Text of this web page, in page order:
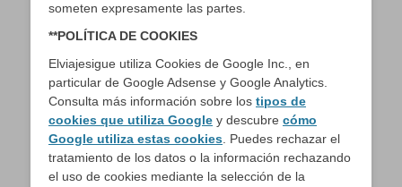
someten expresamente las partes.
**POLÍTICA DE COOKIES
Elviajesigue utiliza Cookies de Google Inc., en
particular de Google Adsense y Google Analytics.
Consulta más información sobre los tipos de
cookies que utiliza Google y descubre cómo
Google utiliza estas cookies . Puedes rechazar el
tratamiento de los datos o la información rechazando
el uso de cookies mediante la selección de la